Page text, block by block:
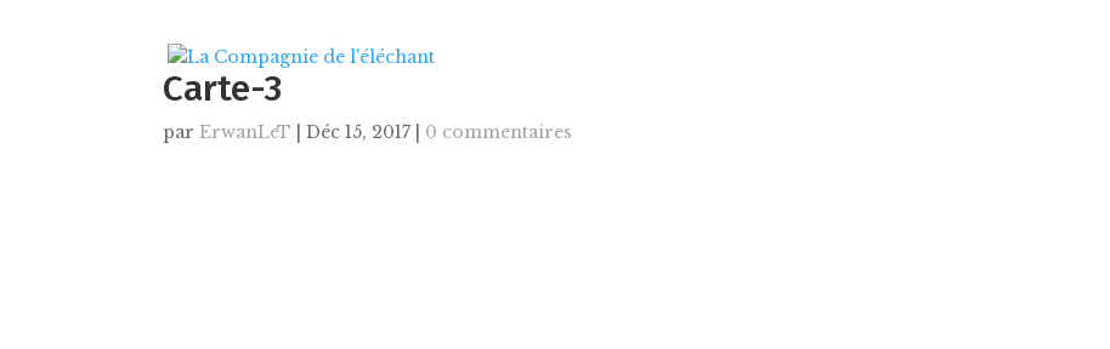
Carte-3
parErwanLeT |Déc 15, 2017 0 commentaires